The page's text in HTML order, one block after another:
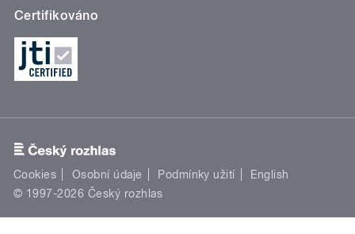
Certifikováno
Cookies Osobní údaje Podmínky užití
English
© 1997-2026 Český rozhlas